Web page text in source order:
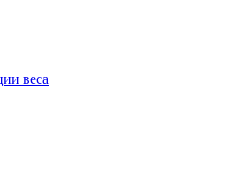
веса